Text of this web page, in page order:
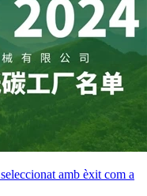
amb èxit com a